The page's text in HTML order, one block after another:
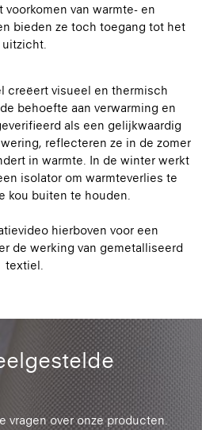
van warmte- en
bieden ze toch toegang tot het
uitzicht.
creëert visueel en thermisch
behoefte aan verwarming en
als een gelijkwaardig
reflecteren ze in de zomer
in warmte. In de winter werkt
isolator om warmteverlies te
kou buiten te houden.
hierboven voor een
de werking van gemetalliseerd
textiel.
vragen over onze producten.